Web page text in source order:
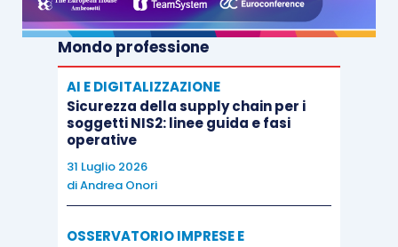
Mondo professione
AI E DIGITALIZZAZIONE
Sicurezza della supply chain per i
soggetti NIS2: linee guida e fasi
operative
31 Luglio 2026
diAndrea Onori
OSSERVATORIO IMPRESE E